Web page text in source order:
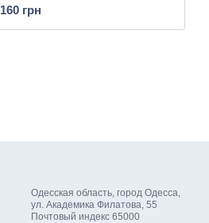
160 грн
Одесская область, город Одесса,
ул. Академика Филатова, 55
Почтовый индекс 65000